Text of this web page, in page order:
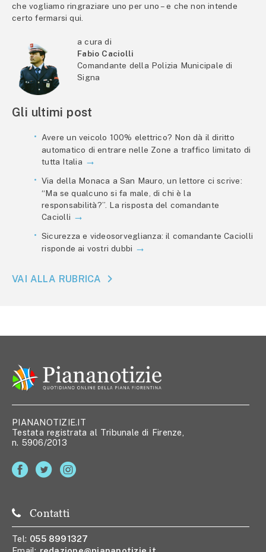
che vogliamo ringraziare uno per uno – e che non intende
certo fermarsi qui.
a cura di
Fabio Caciolli
Comandante della Polizia Municipale di
Signa
Gli ultimi post
Avere un veicolo 100% elettrico? Non dà il diritto
automatico di entrare nelle Zone a traffico limitato di
tutta Italia
Via della Monaca a San Mauro, un lettore ci scrive:
“Ma se qualcuno si fa male, di chi è la
responsabilità?”. La risposta del comandante
Caciolli
Sicurezza e videosorveglianza: il comandante Caciolli
risponde ai vostri dubbi
VAI ALLA RUBRICA
PIANANOTIZIE.IT
Testata registrata al Tribunale di Firenze,
n. 5906/2013
Contatti
Tel: 055 8991327